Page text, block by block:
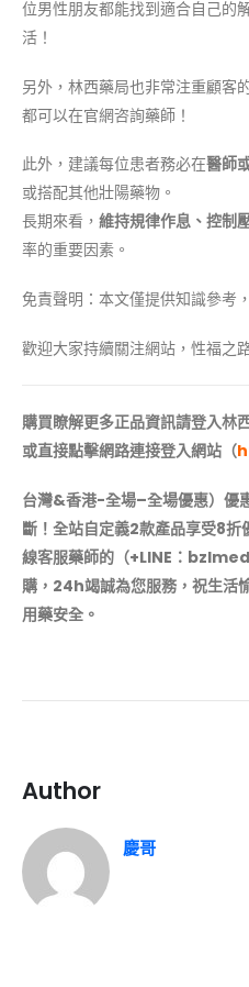
位男性朋友都能找到適合自己的
活！
另外，林西藥局也非常注重顧客
都可以在官網咨詢藥師！
此外，建議每位患者務必在醫師
或搭配其他壯陽藥物。
長期來看， 維持規律作息、控制
率的重要因素。
免責聲明：本文僅提供知識參考
歡迎大家持續關注網站，性福之
購買瞭解更多正品資訊請登入林
或直接點擊網路連接登入網站（
台灣&香港-全場–全場優惠）優
斷！ 全站自定義2款產品享受8折
線客服藥師的（+LINE：
購，24h竭誠為您服務，祝生活
用藥安全。
Author
慶哥